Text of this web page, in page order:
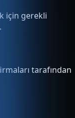
için gerekli
tarafından